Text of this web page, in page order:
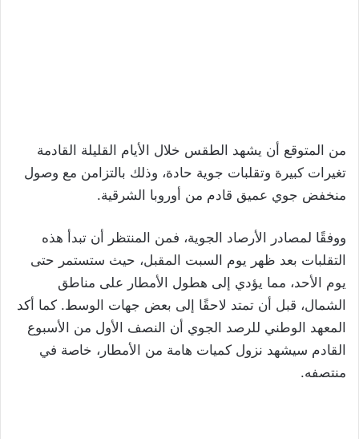
من المتوقع أن يشهد الطقس خلال الأيام القليلة القادمة
تغيرات كبيرة وتقلبات جوية حادة، وذلك بالتزامن مع وصول
منخفض جوي عميق قادم من أوروبا الشرقية.
ووفقًا لمصادر الأرصاد الجوية، فمن المنتظر أن تبدأ هذه
التقلبات بعد ظهر يوم السبت المقبل، حيث ستستمر حتى
يوم الأحد، مما يؤدي إلى هطول الأمطار على مناطق
الشمال، قبل أن تمتد لاحقًا إلى بعض جهات الوسط. كما أكد
المعهد الوطني للرصد الجوي أن النصف الأول من الأسبوع
القادم سيشهد نزول كميات هامة من الأمطار، خاصة في
منتصفه.